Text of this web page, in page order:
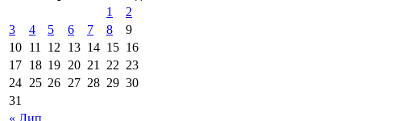
1
2
3
4 5 6 7 8
9
10 11 12 13 14 15 16
17 18 19 20 21 22 23
24 25 26 27 28 29 30
31